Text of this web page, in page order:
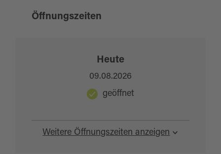
Öffnungszeiten
Weitere Öffnungszeiten anzeigen
Heute
09.08.2026
geöffnet